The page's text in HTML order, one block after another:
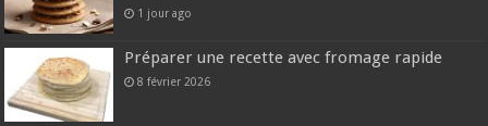
1 jour ago
Préparer une recette avec fromage rapide
8 février 2026